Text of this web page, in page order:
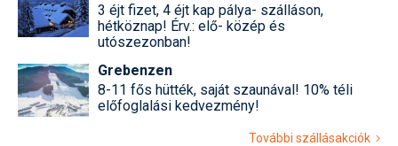
3 éjt fizet, 4 éjt kap pálya- szálláson,
hétköznap! Érv.: elő- közép és
utószezonban!
Grebenzen
8-11 fős hütték, saját szaunával! 10% téli
előfoglalási kedvezmény!
További szállásakciók